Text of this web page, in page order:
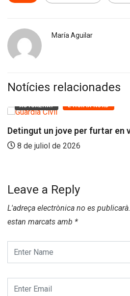
María Aguilar
Notícies relacionades
L'HORTA NORD
jove per furtar en vehicles...
de 2026
Leave a Reply
L'adreça electrònica no es publicarà.
estan marcats amb *